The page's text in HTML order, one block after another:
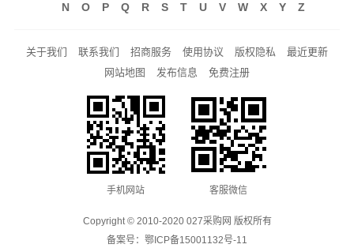
N
O P Q R S T U V W X Y Z
关于我们 联系我们 招商服务 使用协议 版权隐私
最近更新
网站地图
发布信息 免费注册
手机网站 客服微信
Copyright © 2010-2020 027采购网 版权所有
备案号： 鄂ICP备15001132号-11